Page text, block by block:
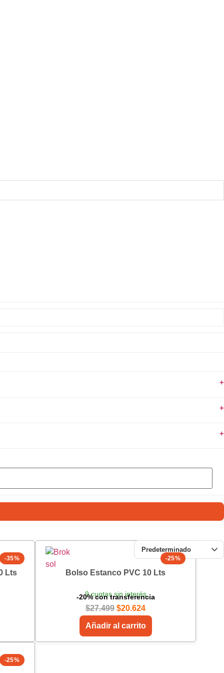
+
+
+
-35%
Lts
-25%
Bolso Estanco PVC 10 Lts
9 cuotas sin interés
-20% con transferencia
$27.499 $20.624
Añadir al carrito
-25%